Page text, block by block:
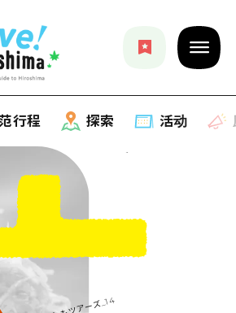
行程 探索 活动
官方向导